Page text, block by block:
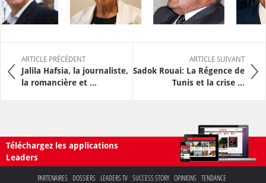
ARTICLE PRÉCÉDENT
Jalila Hafsia, la journaliste,
la romancière et ...
ARTICLE SUIVANT
Sadok Rouai: La Régence de
Tunis et la crise ...
Téléchargez les applications
Leaders
PARTENAIRES DOSSIERS LEADERS TV SUCCESS STORY OPINIONS TENDANCE